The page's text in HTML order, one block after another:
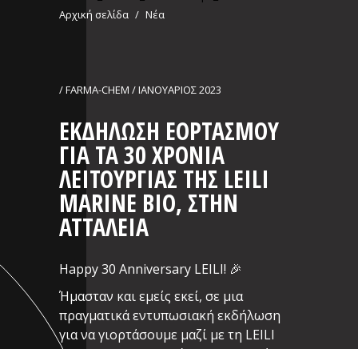
Αρχική σελίδα / Νέα
/ FARMA-CHEM / ΙΑΝΟΥΑΡΙΟΣ 2023
ΕΚΔΉΛΩΣΗ ΕΟΡΤΑΣΜΟΎ
ΓΙΑ ΤΑ 30 ΧΡΌΝΙΑ
ΛΕΙΤΟΥΡΓΊΑΣ ΤΗΣ LEILI
MARINE BIO, ΣΤΗΝ
ΑΤΤΆΛΕΙΑ
Happy 30 Anniversary LEILI! 🎉
Ήμασταν και εμείς εκεί, σε μια
πραγματικά εντυπωσιακή εκδήλωση
για να γιορτάσουμε μαζί με τη LEILI